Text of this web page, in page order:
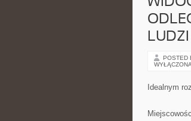
POSTED
WYŁĄCZONA
Idealnym